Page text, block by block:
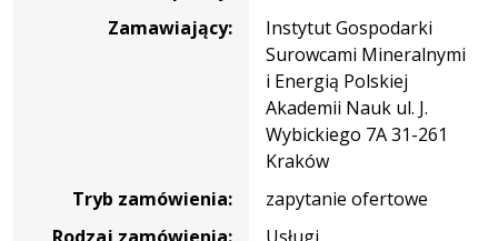
Zamawiający:
Instytut Gospodarki
Surowcami Mineralnymi
i Energią Polskiej
Akademii Nauk ul. J.
Wybickiego 7A 31-261
Kraków
Tryb zamówienia:
zapytanie ofertowe
Rodzaj zamówienia:
Usługi